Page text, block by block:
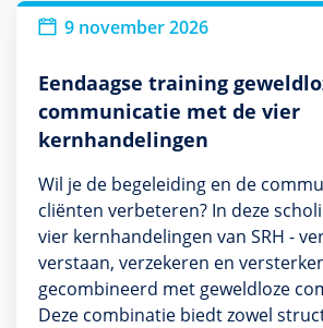
9 november 2026
Eendaagse training
communicatie met de vier
kernhandelingen
Wil je de begeleiding en de
cliënten verbeteren? In deze
vier kernhandelingen van SRH -
verstaan, verzekeren en
gecombineerd met geweldloze
Deze combinatie biedt zowel